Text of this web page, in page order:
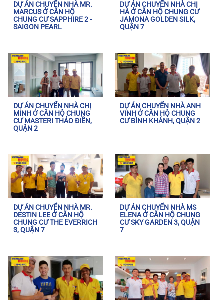
DỰ ÁN CHUYỂN NHÀ MR.
MARCUS Ở CĂN HỘ
CHUNG CƯ SAPPHIRE 2 -
SAIGON PEARL
DỰ ÁN CHUYỂN NHÀ CHỊ
HÀ Ở CĂN HỘ CHUNG CƯ
JAMONA GOLDEN SILK,
QUẬN 7
DỰ ÁN CHUYỂN NHÀ CHỊ
MINH Ở CĂN HỘ CHUNG
CƯ MASTERI THẢO ĐIỀN,
QUẬN 2
DỰ ÁN CHUYỂN NHÀ ANH
VINH Ở CĂN HỘ CHUNG
CƯ BÌNH KHÁNH, QUẬN 2
DỰ ÁN CHUYỂN NHÀ MR.
DESTIN LEE Ở CĂN HỘ
CHUNG CƯ THE EVERRICH
3, QUẬN 7
DỰ ÁN CHUYỂN NHÀ MS
ELENA Ở CĂN HỘ CHUNG
CƯ SKY GARDEN 3, QUẬN
7